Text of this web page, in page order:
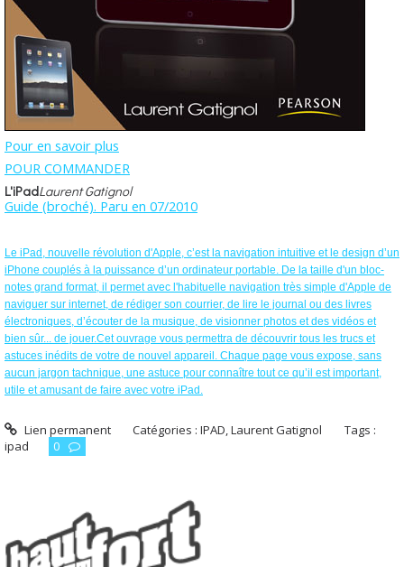
Pour en savoir plus
POUR COMMANDER
L'iPadLaurent Gatignol
Guide (broché). Paru en 07/2010
Le iPad, nouvelle révolution d'Apple, c’est la navigation intuitive et le design d’un
iPhone couplés à la puissance d’un ordinateur portable. De la taille d'un bloc-
notes grand format, il permet avec l'habituelle navigation très simple d'Apple de
naviguer sur internet, de rédiger son courrier, de lire le journal ou des livres
électroniques, d’écouter de la musique, de visionner photos et des vidéos et
bien sûr... de jouer.Cet ouvrage vous permettra de découvrir tous les trucs et
astuces inédits de votre de nouvel appareil. Chaque page vous expose, sans
aucun jargon tachnique, une astuce pour connaître tout ce qu’il est important,
utile et amusant de faire avec votre iPad.
Lien permanent Catégories :IPAD ,Laurent Gatignol
Tags :
ipad
0